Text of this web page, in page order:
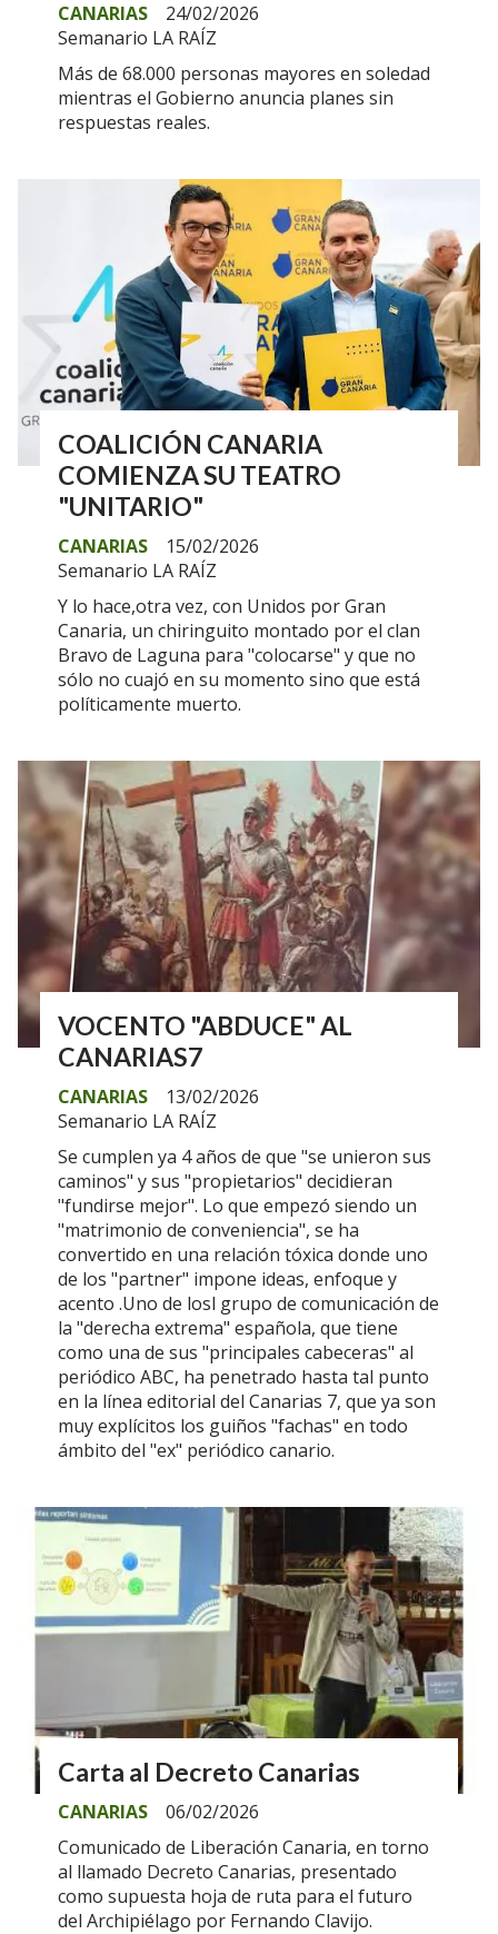
Semanario LA RAÍZ
CANARIAS 24/02/2026
Más de 68.000 personas mayores en soledad
mientras el Gobierno anuncia planes sin
respuestas reales.
COALICIÓN CANARIA
COMIENZA SU TEATRO
"UNITARIO"
Semanario LA RAÍZ
CANARIAS 15/02/2026
Y lo hace,otra vez, con Unidos por Gran
Canaria, un chiringuito montado por el clan
Bravo de Laguna para "colocarse" y que no
sólo no cuajó en su momento sino que está
políticamente muerto.
VOCENTO "ABDUCE" AL
CANARIAS7
Semanario LA RAÍZ
CANARIAS 13/02/2026
Se cumplen ya 4 años de que "se unieron sus
caminos" y sus "propietarios" decidieran
"fundirse mejor". Lo que empezó siendo un
"matrimonio de conveniencia", se ha
convertido en una relación tóxica donde uno
de los "partner" impone ideas, enfoque y
acento .Uno de losl grupo de comunicación de
la "derecha extrema" española, que tiene
como una de sus "principales cabeceras" al
periódico ABC, ha penetrado hasta tal punto
en la línea editorial del Canarias 7, que ya son
muy explícitos los guiños "fachas" en todo
ámbito del "ex" periódico canario.
Carta al Decreto Canarias
CANARIAS
06/02/2026
Comunicado de Liberación Canaria, en torno
al llamado Decreto Canarias, presentado
como supuesta hoja de ruta para el futuro
del Archipiélago por Fernando Clavijo.